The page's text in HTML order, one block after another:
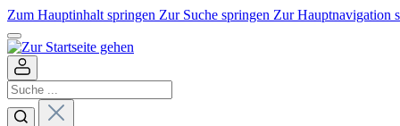
Zum Hauptinhalt springen Zur Suche springen Zur Hauptnavigation